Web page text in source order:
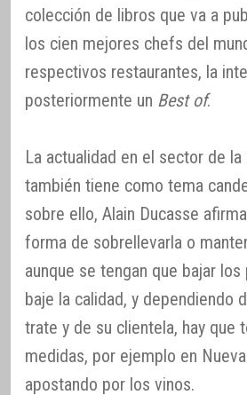
colección de libros que va a
los cien mejores chefs del
respectivos restaurantes, la
posteriormente un Best of.
La actualidad en el sector de la
también tiene como tema
sobre ello, Alain Ducasse
forma de sobrellevarla o
aunque se tengan que bajar
baje la calidad, y dependiendo
trate y de su clientela, hay que
medidas, por ejemplo en
apostando por los vinos.